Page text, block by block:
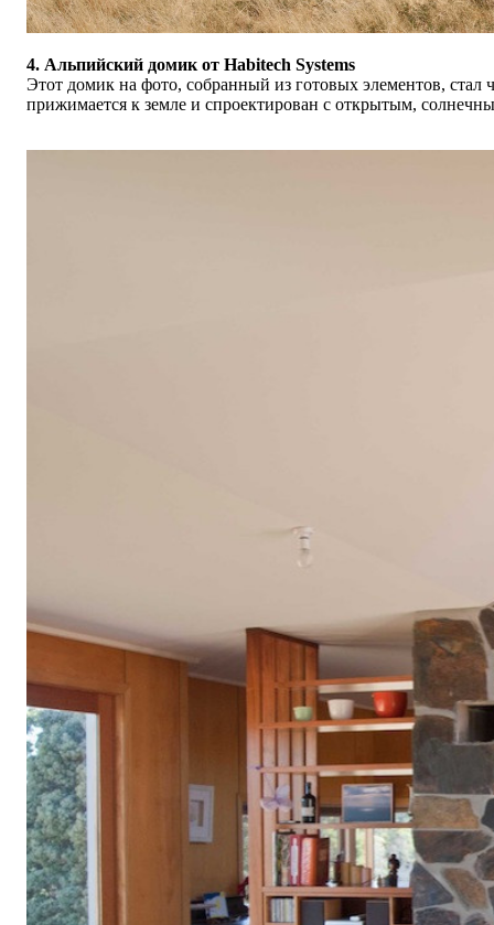
4. Альпийский домик от Habitech Systems
Этот домик на фото, собранный из готовых элементов,
прижимается к земле и спроектирован с открытым,